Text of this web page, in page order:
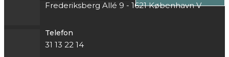
Frederiksberg Allé 9 - 1621 København V
Telefon
31 13 22 14